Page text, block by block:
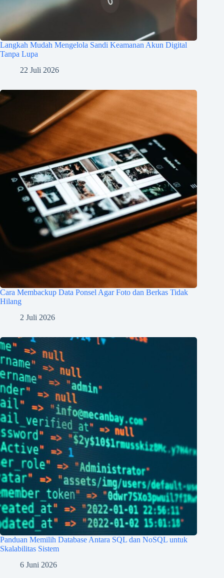
Langkah Mudah Mengelola Sandi Keamanan Akun Digital
Tanpa Lupa
22 Juli 2026
Cara Membackup Data Ponsel Agar Foto dan Berkas Tidak
Hilang
2 Juli 2026
Panduan Memilih Database Antara SQL dan NoSQL untuk
Skalabilitas Sistem
6 Juni 2026